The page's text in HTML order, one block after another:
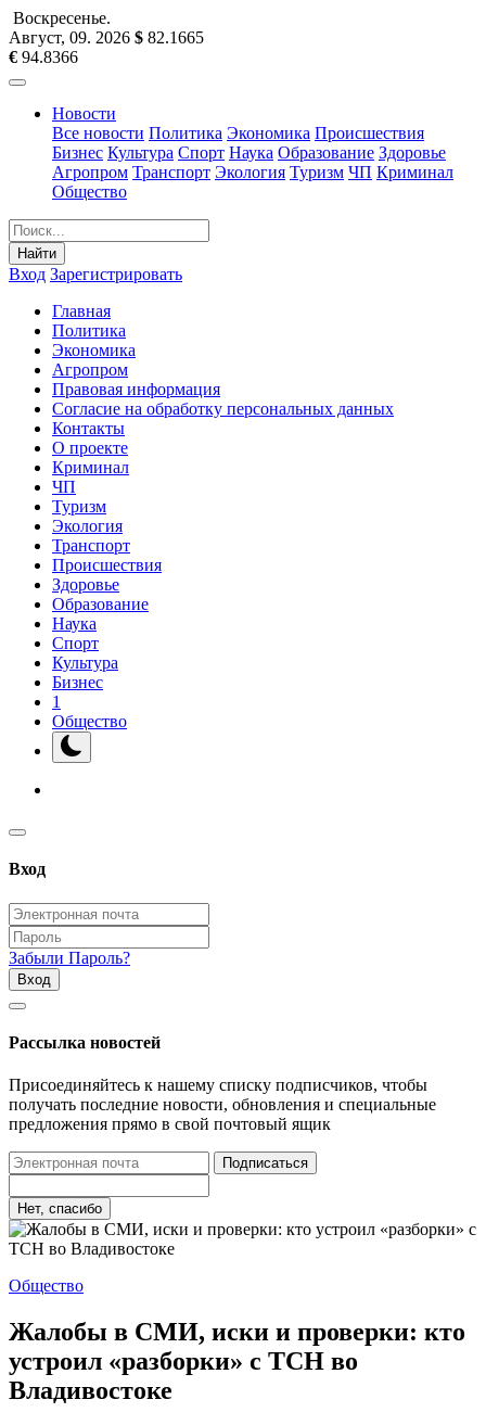
Воскресенье.
Август, 09. 2026 $ 82.1665
€ 94.8366
Новости
Все новости Политика Экономика Происшествия
Бизнес Культура Спорт Наука Образование Здоровье
Агропром Транспорт Экология Туризм ЧП Криминал
Общество
Найти
Вход Зарегистрировать
Главная
Политика
Экономика
Агропром
Правовая информация
Согласие на обработку персональных данных
Контакты
О проекте
Криминал
ЧП
Туризм
Экология
Транспорт
Происшествия
Здоровье
Образование
Наука
Спорт
Культура
Бизнес
1
Общество
Вход
Забыли Пароль?
Вход
Рассылка новостей
Присоединяйтесь к нашему списку подписчиков, чтобы
получать последние новости, обновления и специальные
предложения прямо в свой почтовый ящик
Подписаться
Нет, спасибо
Общество
Жалобы в СМИ, иски и проверки: кто
устроил «разборки» с ТСН во
Владивостоке